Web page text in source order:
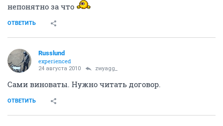
непонятно за что
ОТВЕТИТЬ
Russlund
experienced
24 августа 2010 zwyagg_
Сами виноваты. Нужно читать договор.
ОТВЕТИТЬ